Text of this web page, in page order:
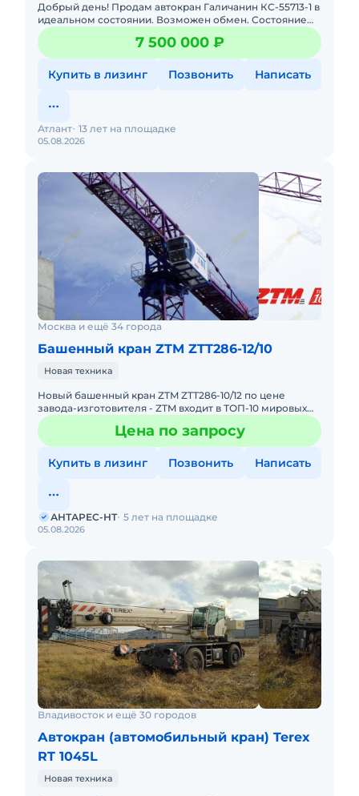
Добрый день! Продам автокран Галичанин КС-55713-1 в
идеальном состоянии. Возможен обмен. Состояние
НОВОГО! Лучший автокран в своём классе. В
эксплуатации с
7 500 000 ₽
Купить в лизинг Позвонить Написать
05.08.2026
Атлант 13 лет на площадке
Москва и ещё 34 города
Башенный кран ZTM ZTT286-12/10
Новая техника
Новый башенный кран ZTM ZTT286-10/12 по цене
завода-изготовителя - ZTM входит в ТОП-10 мировых
производителей башенных кранов. Возможно
специальное исполнение -Цена по запросу
Купить в лизинг Позвонить Написать
05.08.2026
АНТАРЕС-НТ 5 лет на площадке
Владивосток и ещё 30 городов
Автокран (автомобильный кран) Terex
RT 1045L
Новая техника